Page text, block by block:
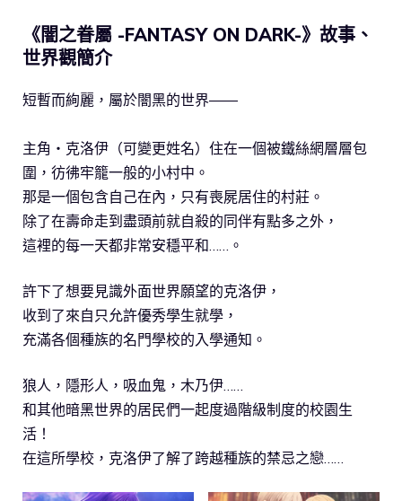
《闇之眷屬 -FANTASY ON DARK-》故事、
世界觀簡介
短暫而絢麗，屬於闇黑的世界――
主角‧克洛伊（可變更姓名）住在一個被鐵絲網層層包
圍，彷彿牢籠一般的小村中。
那是一個包含自己在內，只有喪屍居住的村莊。
除了在壽命走到盡頭前就自殺的同伴有點多之外，
這裡的每一天都非常安穩平和……。
許下了想要見識外面世界願望的克洛伊，
收到了來自只允許優秀學生就學，
充滿各個種族的名門學校的入學通知。
狼人，隱形人，吸血鬼，木乃伊……
和其他暗黑世界的居民們一起度過階級制度的校園生
活！
在這所學校，克洛伊了解了跨越種族的禁忌之戀……